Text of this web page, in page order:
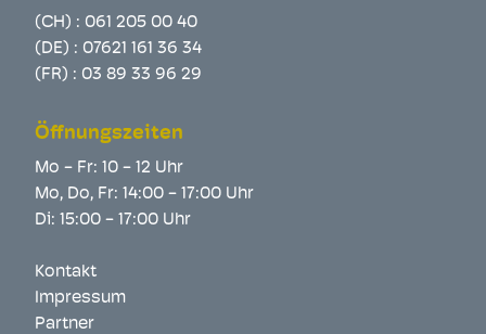
(CH) : 061 205 00 40
(DE) : 07621 161 36 34
(FR) : 03 89 33 96 29
Öffnungszeiten
Mo - Fr: 10 - 12 Uhr
Mo, Do, Fr: 14:00 - 17:00 Uhr
Di: 15:00 - 17:00 Uhr
Kontakt
Impressum
Partner